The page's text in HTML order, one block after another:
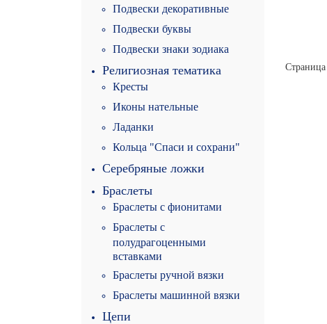
Подвески декоративные
Подвески буквы
Подвески знаки зодиака
Религиозная тематика
Кресты
Иконы нательные
Ладанки
Кольца "Спаси и сохрани"
Серебряные ложки
Браслеты
Браслеты с фионитами
Браслеты с
полудрагоценными
вставками
Браслеты ручной вязки
Браслеты машинной вязки
Цепи